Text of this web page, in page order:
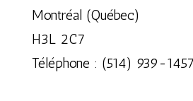
Montréal (Québec)
H3L 2C7
Téléphone : (514) 939-1457